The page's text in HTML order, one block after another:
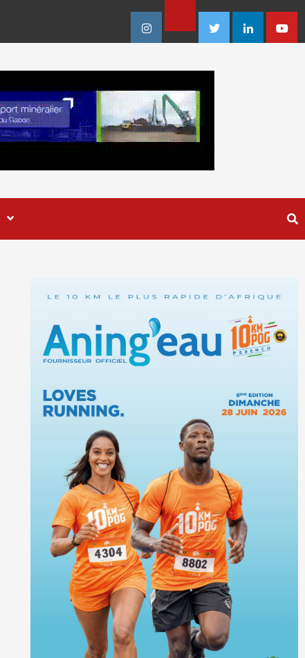
Instagram
Facebook
TwitterLinkedin